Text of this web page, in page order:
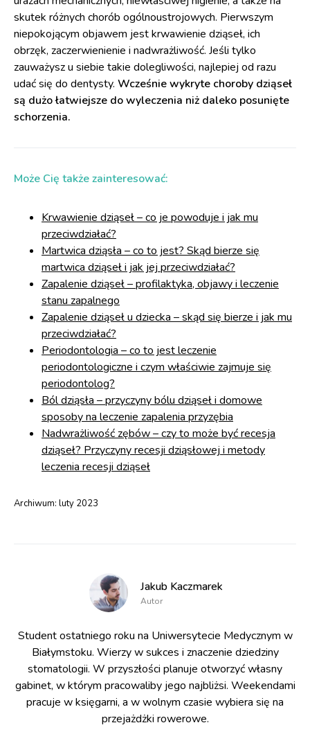
skutek różnych chorób ogólnoustrojowych. Pierwszym
niepokojącym objawem jest krwawienie dziąseł, ich
obrzęk, zaczerwienienie i nadwrażliwość. Jeśli tylko
zauważysz u siebie takie dolegliwości, najlepiej od razu
udać się do dentysty. Wcześnie wykryte choroby dziąseł
są dużo łatwiejsze do wyleczenia niż daleko posunięte
schorzenia.
Może Cię także zainteresować:
Krwawienie dziąseł – co je powoduje i jak mu
przeciwdziałać?
Martwica dziąsła – co to jest? Skąd bierze się
martwica dziąseł i jak jej przeciwdziałać?
Zapalenie dziąseł – profilaktyka, objawy i leczenie
stanu zapalnego
Zapalenie dziąseł u dziecka – skąd się bierze i jak mu
przeciwdziałać?
Periodontologia – co to jest leczenie
periodontologiczne i czym właściwie zajmuje się
periodontolog?
Ból dziąsła – przyczyny bólu dziąseł i domowe
sposoby na leczenie zapalenia przyzębia
Nadwrażliwość zębów – czy to może być recesja
dziąseł? Przyczyny recesji dziąsłowej i metody
leczenia recesji dziąseł
Archiwum: luty 2023
Jakub Kaczmarek
Autor
Student ostatniego roku na Uniwersytecie Medycznym w
Białymstoku. Wierzy w sukces i znaczenie dziedziny
stomatologii. W przyszłości planuje otworzyć własny
gabinet, w którym pracowaliby jego najbliżsi. Weekendami
pracuje w księgarni, a w wolnym czasie wybiera się na
przejażdżki rowerowe.